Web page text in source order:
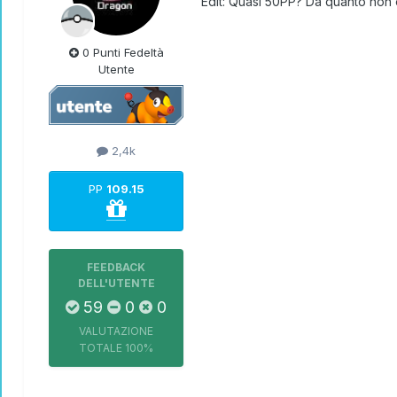
0 Punti Fedeltà
Utente
2,4k
PP 109.15
FEEDBACK
DELL'UTENTE
59 0 0
VALUTAZIONE
TOTALE 100%